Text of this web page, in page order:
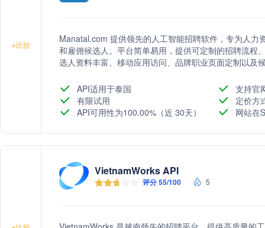
+比较
Manatal.com 提供领先的人工智能招聘软件，专为人力
和雇佣候选人。平台简单易用，提供可定制的招聘流程
选人资料丰富、移动应用访问、品牌职业页面定制以及
API适用于泰国
支持官
有限试用
定价方
API可用性为100.00%（近 30天）
网站在
VietnamWorks API
评分 55/100 5